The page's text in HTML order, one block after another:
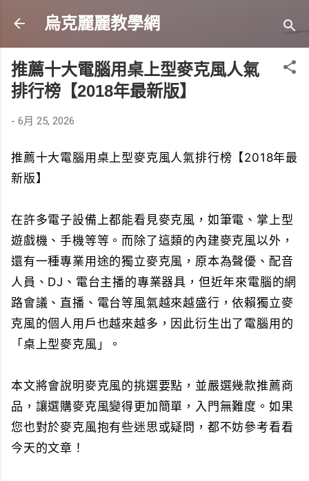
跳到主要內容
烏克麗麗教學網
推薦十大電腦用桌上型麥克風人氣
排行榜【2018年最新版】
- 6月 25, 2026
推薦十大電腦用桌上型麥克風人氣排行榜【2018年最
新版】
在許多電子設備上都能看見麥克風，如筆電、掌上型
遊戲機、手機等等。而除了這類的內建麥克風以外，
還有一種專業用途的獨立麥克風，原本為聲優、配音
人員、DJ、電台主播的專業器具，但近年來電腦的網
路會議、直播、電台等風氣越來越盛行，依賴獨立麥
克風的個人用戶也越來越多，因此衍生出了電腦用的
「桌上型麥克風」。
本文將會說明麥克風的挑選要點，並嚴選幾款推薦商
品，讓選購麥克風變得更加簡單，入門無難度。如果
您也對於麥克風抱有些迷思或疑問，都不妨參考看看
今天的文章！